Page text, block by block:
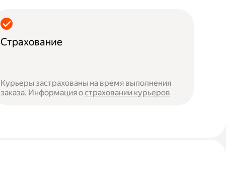
Страхование
Курьеры застрахованы на время выполнения
заказа. Информация остраховании курьеров